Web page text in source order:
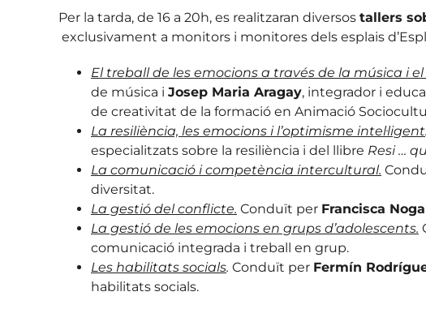
Per la tarda, de 16 a 20h, es realitzaran diversos tallers
exclusivament a monitors i monitores dels esplais
El treball de les emocions a través de la música i
de música i Josep Maria Aragay, integrador i
de creativitat de la formació en Animació
La resiliència, les emocions i l’optimisme intel·ligent.
especialitzats sobre la resiliència i del llibre Resi …
La comunicació icompetència intercultural.
diversitat.
La gestió delconflicte. Conduït per Francisca
La gestió de les emocions en grups d’adolescents.
comunicació integrada i treball en grup.
Les habilitats socials. Conduït per Fermín
habilitats socials.